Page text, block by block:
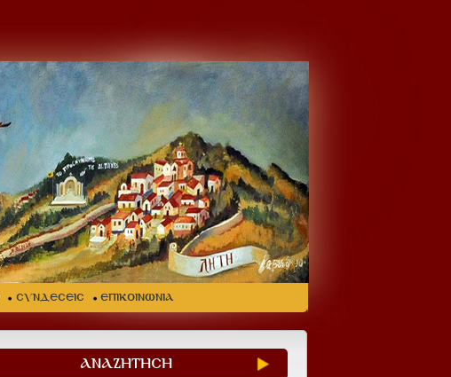
ΣΥΝΔΕΣΕΙΣ ΕΠΙΚΟΙΝΩΝΙΑ
ΑΝΑΖΗΤΗΣΗ